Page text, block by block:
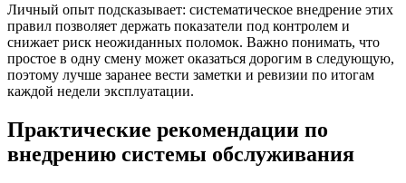
Личный опыт подсказывает: систематическое внедрение этих
правил позволяет держать показатели под контролем и
снижает риск неожиданных поломок. Важно понимать, что
простое в одну смену может оказаться дорогим в следующую,
поэтому лучше заранее вести заметки и ревизии по итогам
каждой недели эксплуатации.
Практические рекомендации по
внедрению системы обслуживания